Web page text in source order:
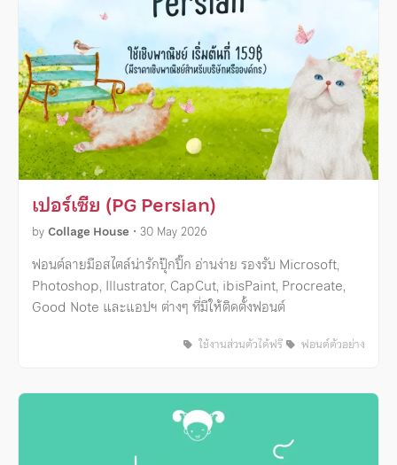
เปอร์เซีย (PG Persian)
by Collage House • 30 May 2026
ฟอนต์ลายมือสไตล์น่ารักปุ๊กปิ๊ก อ่านง่าย รองรับ Microsoft,
Photoshop, Illustrator, CapCut, ibisPaint, Procreate,
Good Note และแอปฯ ต่างๆ ที่มีให้ติดตั้งฟอนต์
ใช้งานส่วนตัวได้ฟรี ฟอนต์ตัวอย่าง